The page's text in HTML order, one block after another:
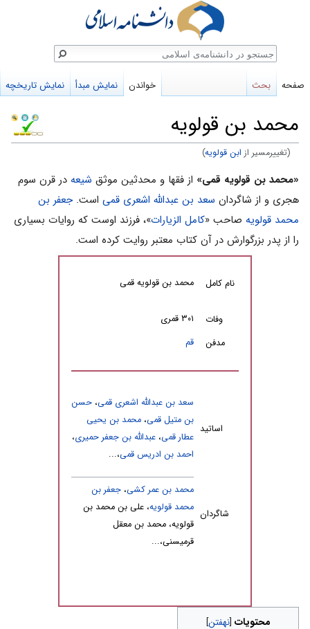
محمد بن قولویه
(تغییرمسیر از ابن قولویه)
پرش
به
ناوبری
پرش
به
جستجو
«محمد بن قولویه قمی» از فقها و محدثین موثق شیعه در قرن سوم
هجری و از شاگردان سعد بن عبدالله اشعری قمی است.جعفر بن
محمد قولویه صاحب «کامل الزیارات»، فرزند اوست که روایات بسیاری
را از پدر بزرگوارش در آن کتاب معتبر روایت کرده است.
نام کامل محمد بن قولویه قمی
وفات
۳۰۱ قمری
مدفن
قم
اساتید
سعد بن عبدالله اشعری قمی، حسن
بن متیل قمی، محمد بن یحیی
عطار قمی، عبدالله بن جعفر حمیری،
احمد بن ادریس قمی،...
شاگردان
محمد بن عمر کشی، جعفر بن
محمد قولویه، علی بن محمد بن
قولویه، محمد بن معقل
قرمیسنی،...
محتویات
صفحه بحث خواندن نمایش مبدأ نمایش تاریخچه
جستجو